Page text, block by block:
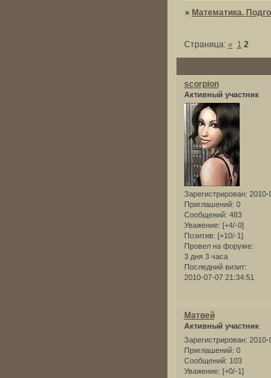
» Математика.
Страница: « 1 2
scorpion
Активный участник
Зарегистрирован: 2010-
Приглашений: 0
Сообщений: 483
Уважение: [+4/-0]
Позитив: [+10/-1]
Провел на форуме:
3 дня 3 часа
Последний визит:
2010-07-07 21:34:51
Матвей
Активный участник
Зарегистрирован: 2010-
Приглашений: 0
Сообщений: 103
Уважение: [+0/-1]